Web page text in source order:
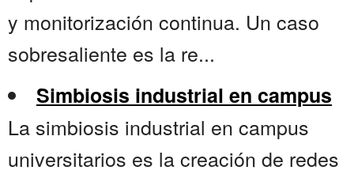
y monitorización continua. Un caso
sobresaliente es la re...
Simbiosis industrial en campus
La simbiosis industrial en campus
universitarios es la creación de redes